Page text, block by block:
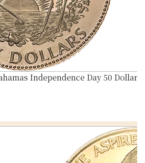
Independence Day 50 Dollar